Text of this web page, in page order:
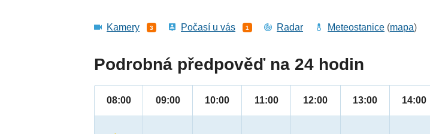
Kamery 3 Počasí u vás 1 Radar Meteostanice (mapa)
Podrobná předpověď na 24 hodin
08:00 09:00 10:00 11:00 12:00 13:00 14:00